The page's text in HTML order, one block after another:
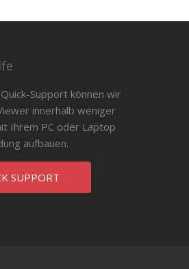
Support können wir
innerhalb weniger
Ihrem PC oder Laptop
aufbauen.
SUPPORT